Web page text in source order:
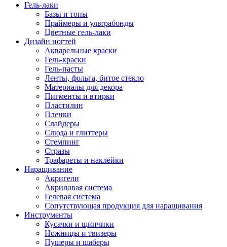
Гель-лаки
Базы и топы
Праймеры и ультрабонды
Цветные гель-лаки
Дизайн ногтей
Акварельные краски
Гель-краски
Гель-пасты
Ленты, фольга, битое стекло
Материалы для декора
Пигменты и втирки
Пластилин
Пленки
Слайдеры
Слюда и глиттеры
Стемпинг
Стразы
Трафареты и наклейки
Наращивание
Акригели
Акриловая система
Гелевая система
Сопутствующая продукция для наращивания
Инструменты
Кусачки и щипчики
Ножницы и твизеры
Пушеры и шаберы